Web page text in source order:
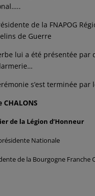
de la FNAPOG
de Guerre
lui a été présentée par
s’est terminée
CHALONS
de la Légion d’Honneur
Nationale
de la Bourgogne Franche